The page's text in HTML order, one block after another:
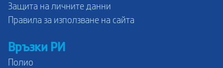
Защита на личните данни
Правила за използване на сайта
Връзки РИ
Полио